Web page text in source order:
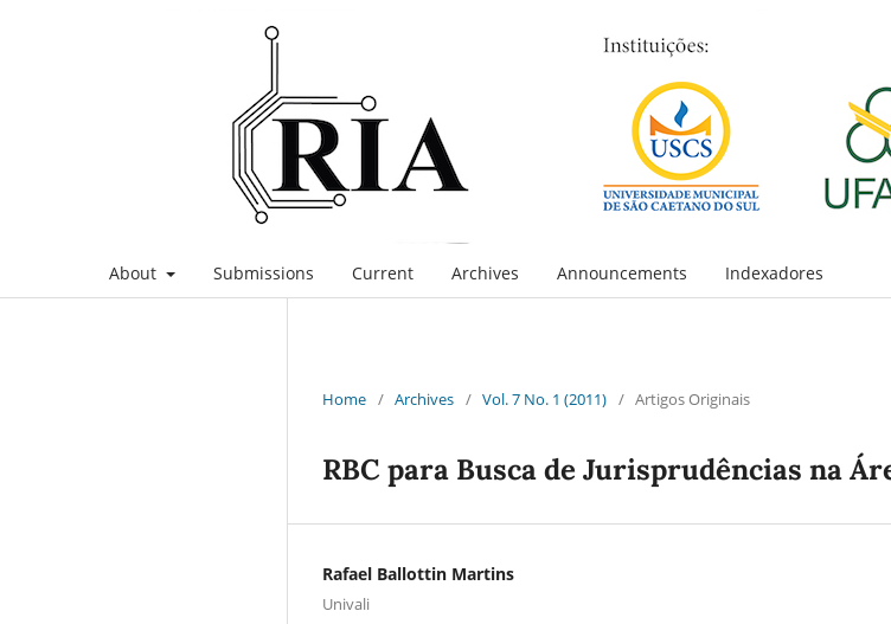
About Submissions Current Archives Announcements Indexadores
Home / Archives / Vol. 7 No. 1 (2011) / Artigos Originais
RBC para Busca de Jurisprudências na
Rafael Ballottin Martins
Univali